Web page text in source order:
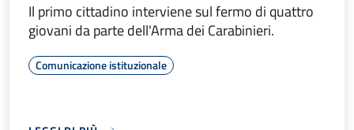
Il primo cittadino interviene sul fermo di quattro
giovani da parte dell'Arma dei Carabinieri.
Comunicazione istituzionale